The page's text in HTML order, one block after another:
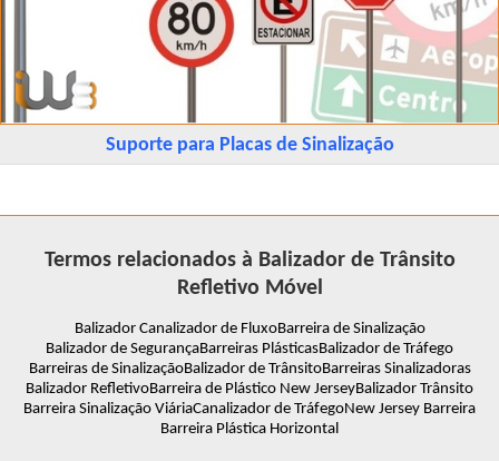
Suporte para Placas de Sinalização
Termos relacionados à Balizador de Trânsito
Refletivo Móvel
Balizador Canalizador de FluxoBarreira de Sinalização
Balizador de SegurançaBarreiras PlásticasBalizador de Tráfego
Barreiras de SinalizaçãoBalizador de TrânsitoBarreiras Sinalizadoras
Balizador RefletivoBarreira de Plástico New JerseyBalizador Trânsito
Barreira Sinalização ViáriaCanalizador de TráfegoNew Jersey Barreira
Barreira Plástica Horizontal